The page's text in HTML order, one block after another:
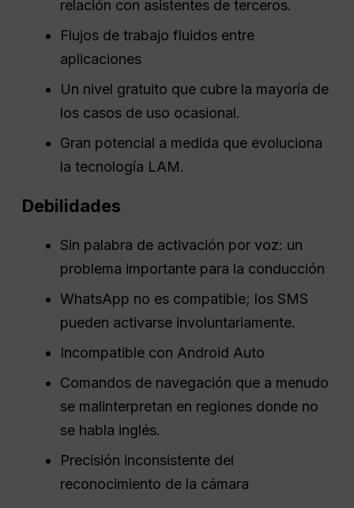
relación con asistentes de terceros.
Flujos de trabajo fluidos entre
aplicaciones
Un nivel gratuito que cubre la mayoría de
los casos de uso ocasional.
Gran potencial a medida que evoluciona
la tecnología LAM.
Debilidades
Sin palabra de activación por voz: un
problema importante para la conducción
WhatsApp no es compatible; los SMS
pueden activarse involuntariamente.
Incompatible con Android Auto
Comandos de navegación que a menudo
se malinterpretan en regiones donde no
se habla inglés.
Precisión inconsistente del
reconocimiento de la cámara